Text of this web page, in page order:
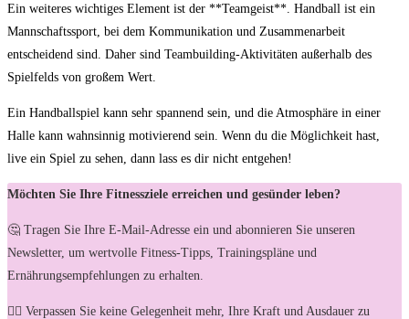
Ein ⁤weiteres wichtiges Element ist der **Teamgeist**. Handball ist ein
Mannschaftssport, bei dem Kommunikation und Zusammenarbeit
entscheidend sind. ⁤Daher sind Teambuilding-Aktivitäten außerhalb des
Spielfelds von großem Wert.
Ein Handballspiel kann sehr spannend sein, und die Atmosphäre ​in einer
Halle kann ​wahnsinnig motivierend sein. Wenn du ‌die Möglichkeit‍ hast,
live ein ​Spiel zu sehen, dann lass⁣ es ⁢dir nicht entgehen!
Möchten Sie Ihre Fitnessziele erreichen und gesünder leben?
🤔 Tragen Sie Ihre E-Mail-Adresse ein und abonnieren Sie unseren
Newsletter, um wertvolle Fitness-Tipps, Trainingspläne und
Ernährungsempfehlungen zu erhalten.
🏋️‍♀️ Verpassen Sie keine Gelegenheit mehr, Ihre Kraft und Ausdauer zu